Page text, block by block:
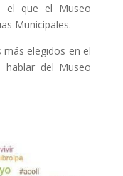
el que el Museo
Municipales.
elegidos en el
del Museo